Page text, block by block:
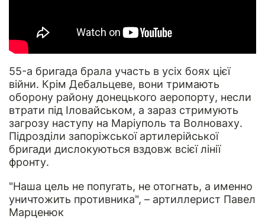
55-а бригада брала участь в усіх боях цієї
війни. Крім Дебальцеве, вони тримають
оборону району донецького аеропорту, несли
втрати під Іловайськом, а зараз стримують
загрозу наступу на Маріуполь та Волноваху.
Підрозділи запоріжської артилерійської
бригади дислокуються вздовж всієї лінії
фронту.
"Наша цель не попугать, не отогнать, а именно
уничтожить противника", – артиллерист Павел
Марценюк